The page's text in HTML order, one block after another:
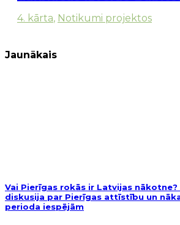
4. kārta, Notikumi projektos
Jaunākais
Vai Pierīgas rokās ir Latvijas
diskusija par Pierīgas attīstību un
perioda iespējām